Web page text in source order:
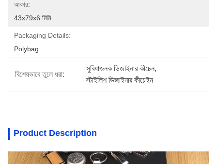
আকার:
43x79x6 মিমি
Packaging Details:
Polybag
বিশেষভাবে তুলে ধরা:
সুবিধাজনক ডিজাইনার কীচেন,
স্টাইলিশ ডিজাইনার কীচেইন
Product Description